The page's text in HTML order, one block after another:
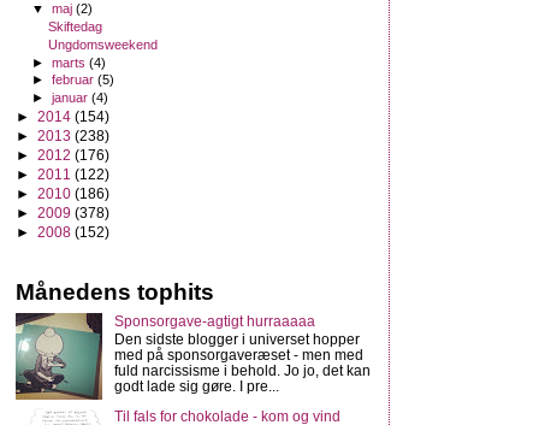
▼maj(2)
Skiftedag
Ungdomsweekend
►marts(4)
►februar(5)
►januar(4)
► 2014 (154)
► 2013 (238)
► 2012 (176)
► 2011 (122)
► 2010 (186)
► 2009 (378)
► 2008 (152)
Månedens tophits
Sponsorgave-agtigt hurraaaaa
Den sidste blogger i universet hopper
med på sponsorgaveræset - men med
fuld narcissisme i behold. Jo jo, det kan
godt lade sig gøre. I pre...
Til fals for chokolade - kom og vind